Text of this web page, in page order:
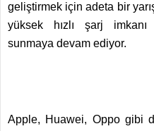
geliştirmek için adeta bir
yüksek hızlı şarj
sunmaya devam ediyor.
Apple, Huawei, Oppo gibi